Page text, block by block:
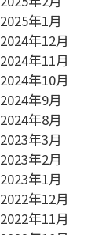
2025年1月
2024年12月
2024年11月
2024年10月
2024年9月
2024年8月
2023年3月
2023年2月
2023年1月
2022年12月
2022年11月